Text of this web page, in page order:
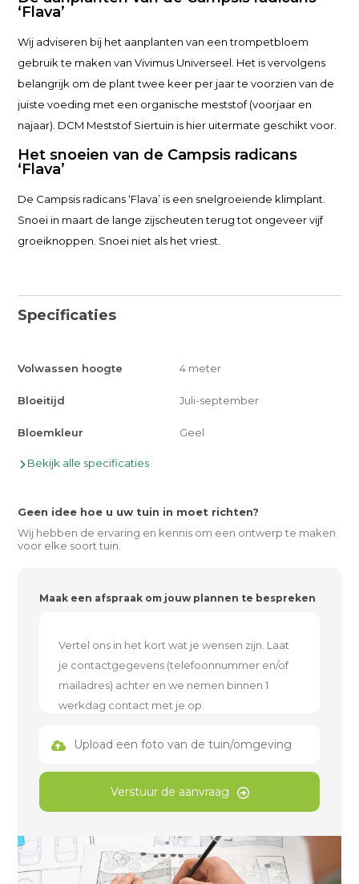
‘Flava’
Wij adviseren bij het aanplanten van een trompetbloem
gebruik te maken van Vivimus Universeel. Het is vervolgens
belangrijk om de plant twee keer per jaar te voorzien van de
juiste voeding met een organische meststof (voorjaar en
najaar). DCM Meststof Siertuin is hier uitermate geschikt voor.
Het snoeien van de Campsis radicans
‘Flava’
De Campsis radicans ‘Flava’ is een snelgroeiende klimplant.
Snoei in maart de lange zijscheuten terug tot ongeveer vijf
groeiknoppen. Snoei niet als het vriest.
Specificaties
Volwassen hoogte 4 meter
Bloeitijd Juli-september
Bloemkleur Geel
Bekijk alle specificaties
Geen idee hoe u uw tuin in moet richten?
Wij hebben de ervaring en kennis om een ontwerp te maken
voor elke soort tuin.
Maak een afspraak om jouw plannen te bespreken
Upload een foto van de tuin/omgeving
Verstuur de aanvraag